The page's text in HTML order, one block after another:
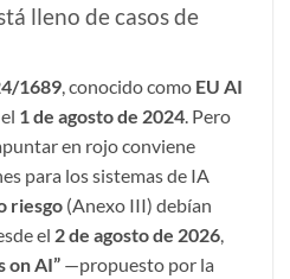
lleno de casos de
1689 , conocido como EU AI
1 de agosto de 2024 . Pero
en rojo conviene
para los sistemas de IA
riesgo (Anexo III) debían
el 2 de agosto de 2026
on AI” —propuesto por la